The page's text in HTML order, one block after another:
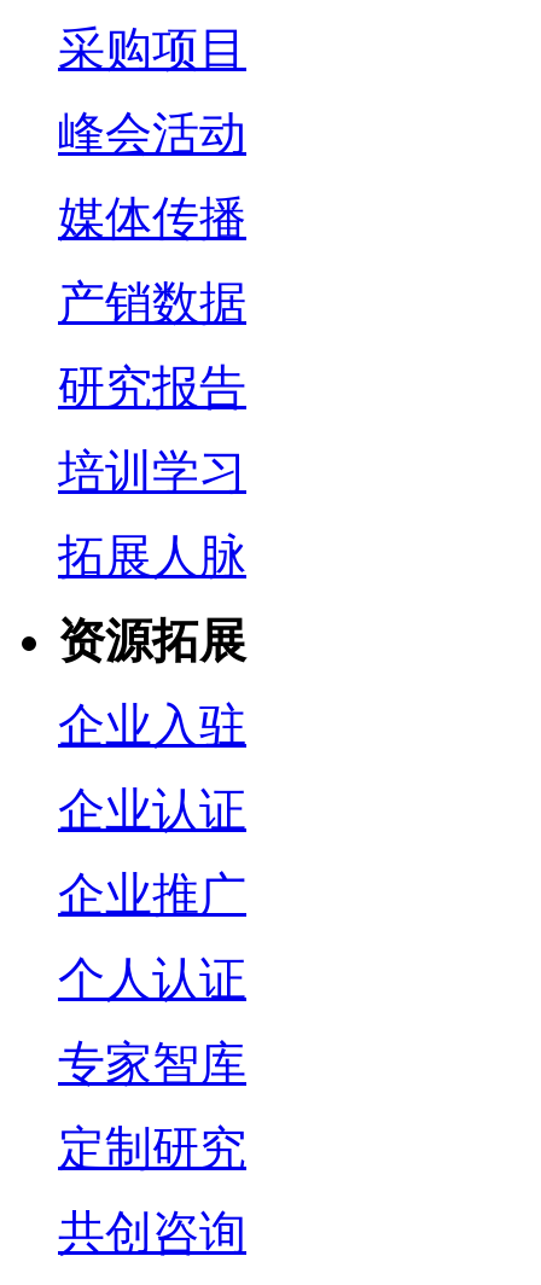
采购项目
峰会活动
媒体传播
产销数据
研究报告
培训学习
拓展人脉
资源拓展
企业入驻
企业认证
企业推广
个人认证
专家智库
定制研究
共创咨询